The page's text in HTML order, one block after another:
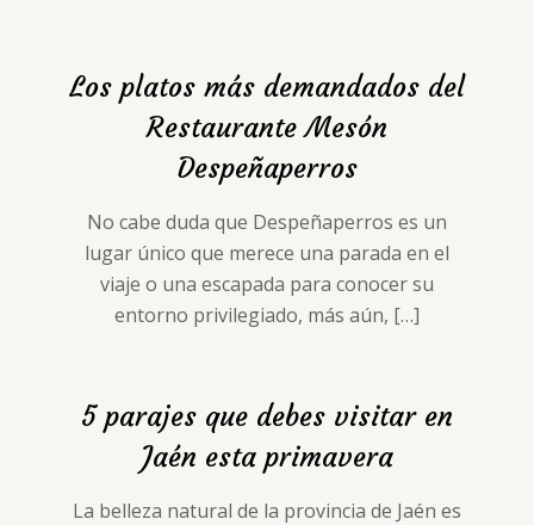
Los platos más demandados del
Restaurante Mesón
Despeñaperros
No cabe duda que Despeñaperros es un
lugar único que merece una parada en el
viaje o una escapada para conocer su
entorno privilegiado, más aún, […]
5 parajes que debes visitar en
Jaén esta primavera
La belleza natural de la provincia de Jaén es